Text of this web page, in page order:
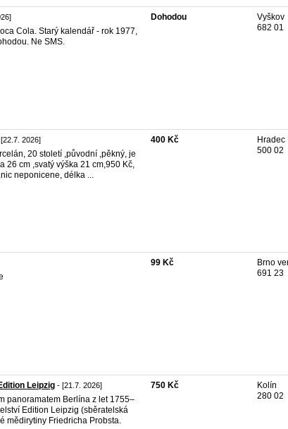
Cola. Starý kalendář - rok 1977,
Ne SMS.
Dohodou
Vyškov
682 01
2026]
20 století ,původní ,pěkný, je
26 cm ,svatý výška 21 cm,950 Kč,
neponicene, délka ...
400 Kč
Hradec
500 02
99 Kč
Brno
691 23
Leipzig - [21.7. 2026]
panoramatem Berlína z let 1755–
Edition Leipzig (sběratelská
mědirytiny Friedricha Probsta.
750 Kč
Kolín
280 02